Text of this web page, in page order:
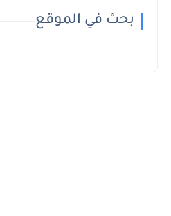
بحث في الموقع